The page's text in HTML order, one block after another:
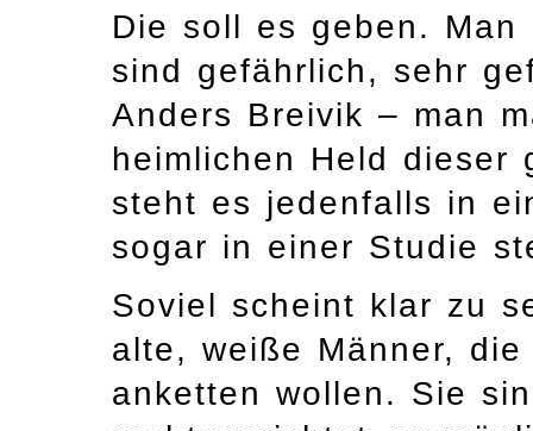
Die soll es geben.
sind gefährlich, sehr
Anders Breivik ­– man
heimlichen Held dieser
steht es jedenfalls in
sogar in einer Studie
Soviel scheint klar zu
alte, weiße Männer,
anketten wollen. Sie